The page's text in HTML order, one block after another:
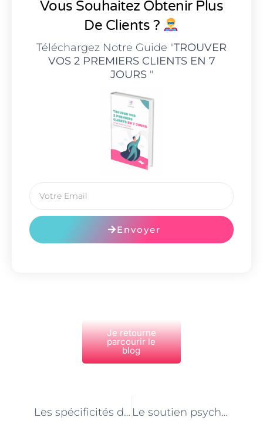
Vous Souhaitez Obtenir Plus
De Clients ?
Téléchargez Notre Guide "TROUVER
VOS 2 PREMIERS CLIENTS EN 7
JOURS"
Envoyer
Je retourne
parcourir le
blog
Les spécificités de l’aide à domicile pour les personnes atteintes de troubles cognitifs à Paris Le soutien psychologique des aides à domicile à Paris : prendre soin des professionnels